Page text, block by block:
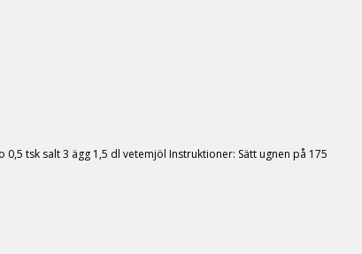
tsk salt 3 ägg 1,5 dl vetemjöl Instruktioner: Sätt ugnen på 175